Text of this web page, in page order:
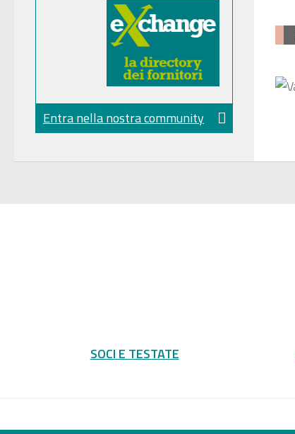
Entra nella nostra community
SOCI E TESTATE